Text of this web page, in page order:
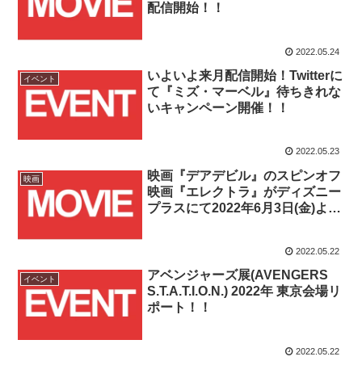
配信開始！！
2022.05.24
イベント
いよいよ来月配信開始！Twitterに
て『ミズ・マーベル』待ちきれな
いキャンペーン開催！！
2022.05.23
映画
映画『デアデビル』のスピンオフ
映画『エレクトラ』がディズニー
プラスにて2022年6月3日(金)より
2022.05.22
イベント
アベンジャーズ展(AVENGERS
S.T.A.T.I.O.N.) 2022年 東京会場リ
ポート！！
2022.05.22